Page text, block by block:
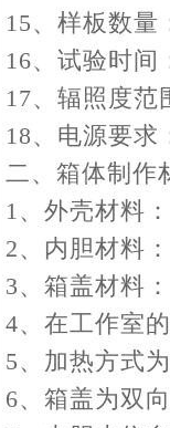
15、样板数量
16、试验时间
17、辐照度范
18、电源要求
二、箱体制作
1、外壳材料
2、内胆材料
3、箱盖材料
4、在工作室
5、加热方式
6、箱盖为双